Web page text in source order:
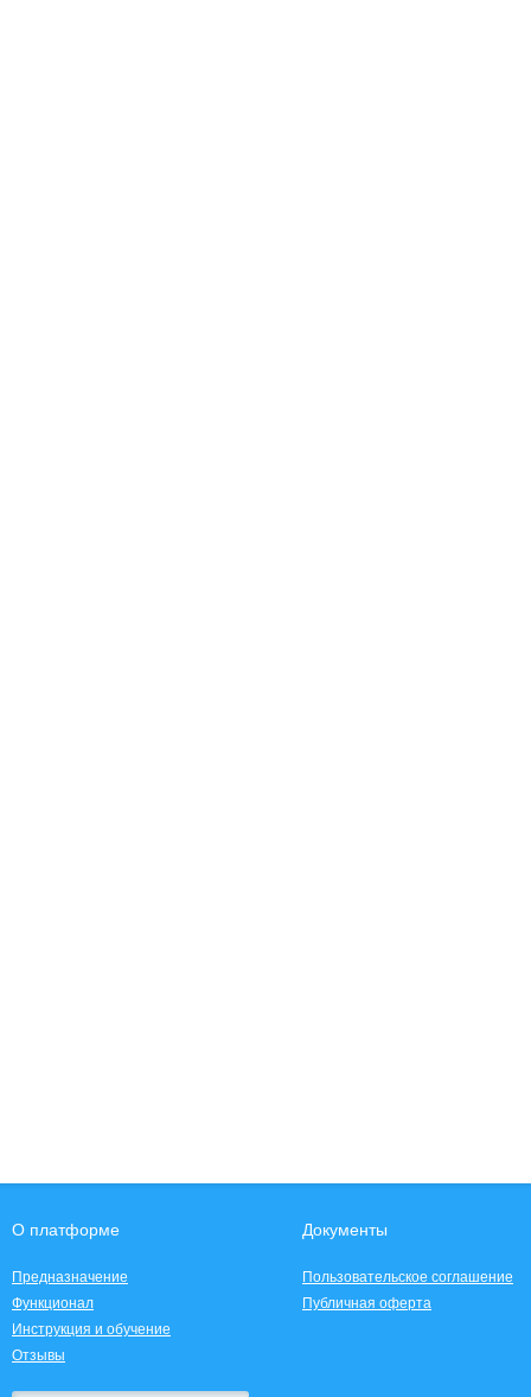
О платформе
Предназначение
Функционал
Инструкция и обучение
Отзывы
Документы
Пользовательское соглашение
Публичная оферта